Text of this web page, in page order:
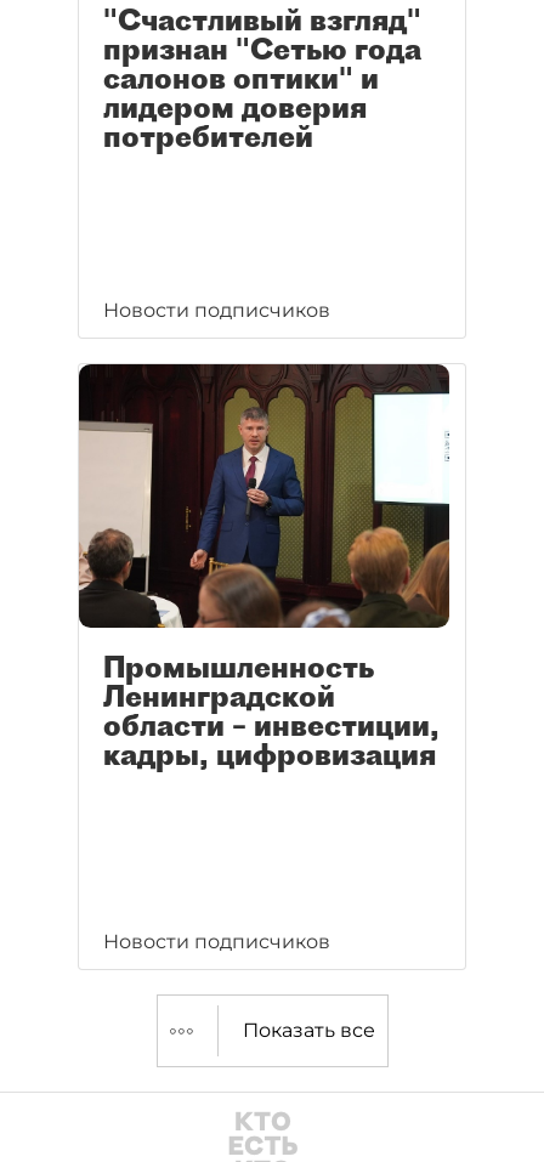
"Счастливый взгляд"
признан "Сетью года
салонов оптики" и
лидером доверия
потребителей
Новости подписчиков
Промышленность
Ленинградской
области – инвестиции,
кадры, цифровизация
Новости подписчиков
Показать все